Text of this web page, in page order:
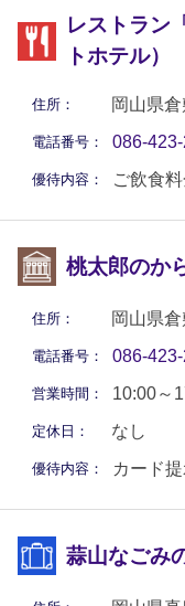
レストラン
トホテル）
住所： 岡山県
電話番号： 086-
優待内容： ご飲食
桃太郎のか
住所： 岡山県
電話番号： 086-
営業時間： 10:00～
定休日： なし
優待内容： カード
蒜山なごみ